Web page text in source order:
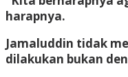
harapnya.
Jamaluddin tidak
dilakukan bukan